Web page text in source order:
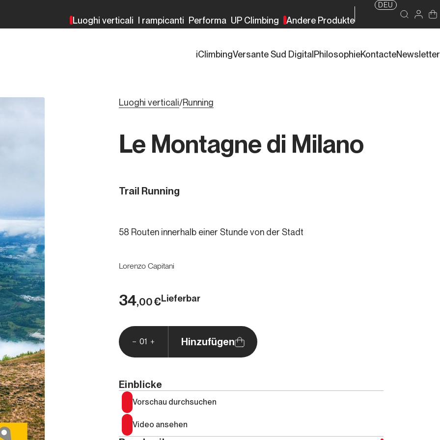
Luoghi verticali I rampicanti Performa UP Climbing Andere Produkte
DEU
iClimbingVersante Sud Digital PhilosophieKontacteNewsletter
Luoghi verticali/Running
Le Montagne di Milano
Trail Running
58 Routen innerhalb einer Stunde von der Stadt
Lorenzo Capitani
34,00€Lieferbar
01 Hinzufügen
Einblicke
Vorschau durchsuchen
Video ansehen